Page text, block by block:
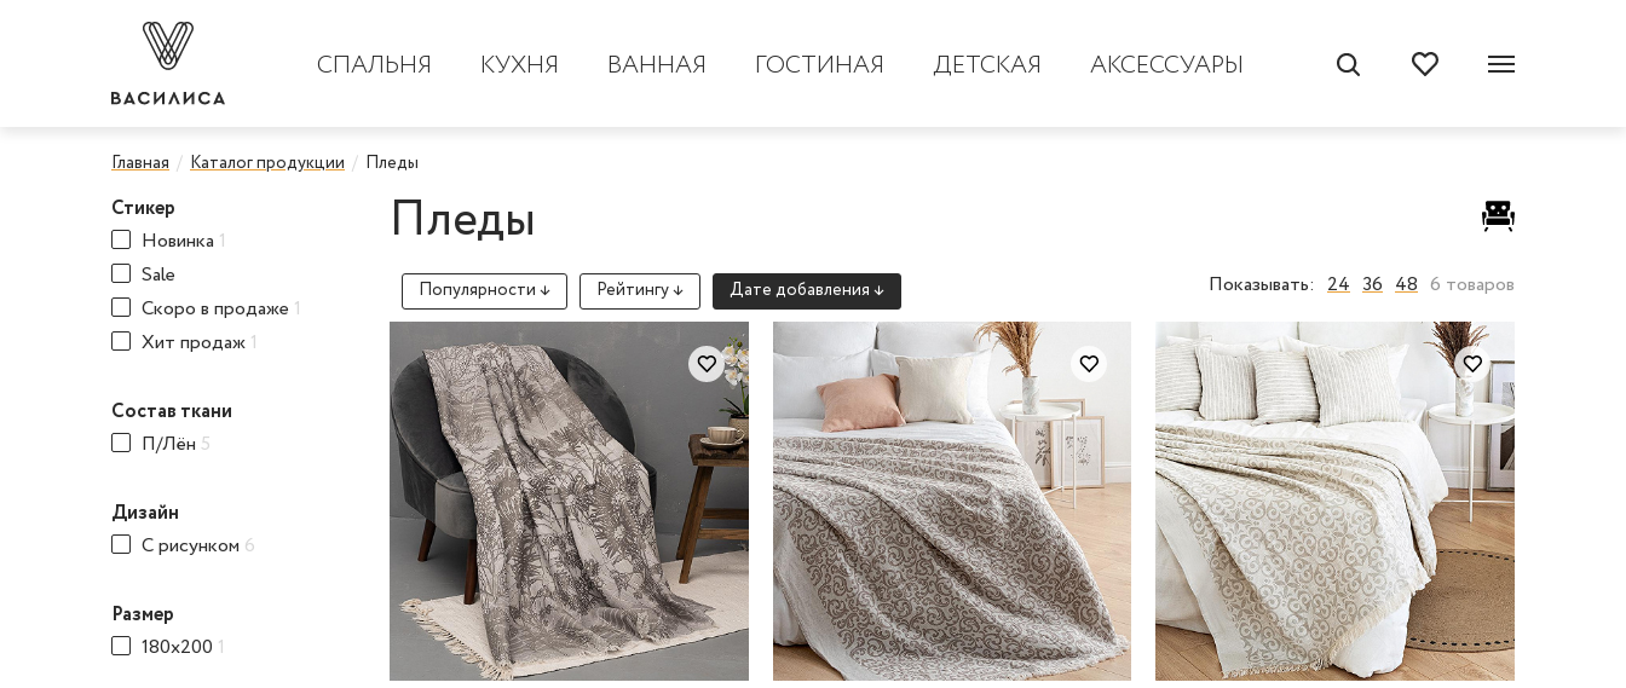
СПАЛЬНЯ КУХНЯ ВАННАЯ ГОСТИНАЯ ДЕТСКАЯ АКСЕССУАРЫ
Главная Каталог продукции Пледы
Стикер
Новинка 1
Sale
Скоро в продаже 1
Хит продаж 1
Состав ткани
П/Лён 5
Дизайн
С рисунком 6
Размер
180x200 1
Пледы
Популярности ↓ Рейтингу ↓ Дате добавления ↓ Показывать: 24 36 48 6 товаров